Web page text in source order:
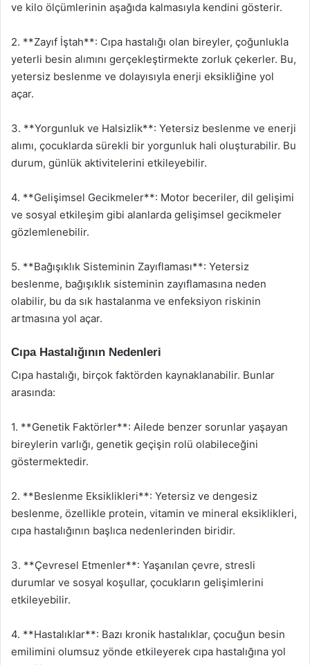
ve kilo ölçümlerinin aşağıda kalmasıyla kendini gösterir.
2. **Zayıf İştah**: Cıpa hastalığı olan bireyler, çoğunlukla
yeterli besin alımını gerçekleştirmekte zorluk çekerler. Bu,
yetersiz beslenme ve dolayısıyla enerji eksikliğine yol
açar.
3. **Yorgunluk ve Halsizlik**: Yetersiz beslenme ve enerji
alımı, çocuklarda sürekli bir yorgunluk hali oluşturabilir. Bu
durum, günlük aktivitelerini etkileyebilir.
4. **Gelişimsel Gecikmeler**: Motor beceriler, dil gelişimi
ve sosyal etkileşim gibi alanlarda gelişimsel gecikmeler
gözlemlenebilir.
5. **Bağışıklık Sisteminin Zayıflaması**: Yetersiz
beslenme, bağışıklık sisteminin zayıflamasına neden
olabilir, bu da sık hastalanma ve enfeksiyon riskinin
artmasına yol açar.
Cıpa Hastalığının Nedenleri
Cıpa hastalığı, birçok faktörden kaynaklanabilir. Bunlar
arasında:
1. **Genetik Faktörler**: Ailede benzer sorunlar yaşayan
bireylerin varlığı, genetik geçişin rolü olabileceğini
göstermektedir.
2. **Beslenme Eksiklikleri**: Yetersiz ve dengesiz
beslenme, özellikle protein, vitamin ve mineral eksiklikleri,
cıpa hastalığının başlıca nedenlerinden biridir.
3. **Çevresel Etmenler**: Yaşanılan çevre, stresli
durumlar ve sosyal koşullar, çocukların gelişimlerini
etkileyebilir.
4. **Hastalıklar**: Bazı kronik hastalıklar, çocuğun besin
emilimini olumsuz yönde etkileyerek cıpa hastalığına yol